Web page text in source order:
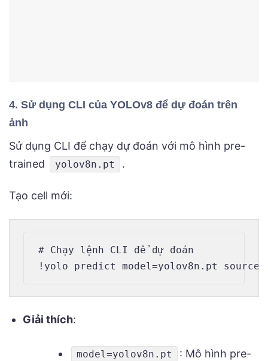
4. Sử dụng CLI của YOLOv8 để dự đoán trên
ảnh
Sử dụng CLI để chạy dự đoán với mô hình pre-
trained
yolov8n.pt .
Tạo cell mới:
# Chạy lệnh CLI để dự đoán
Giải thích:
model=yolov8n.pt
: Mô hình pre-